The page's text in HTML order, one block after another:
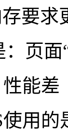
要求
面“
能差
的